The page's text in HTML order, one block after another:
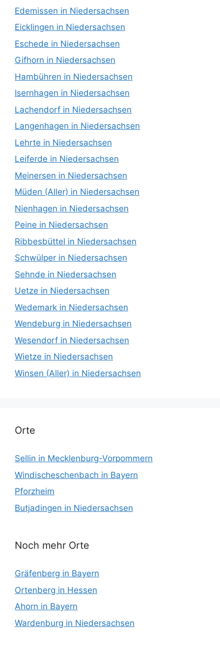
Edemissen in Niedersachsen
Eicklingen in Niedersachsen
Eschede in Niedersachsen
Gifhorn in Niedersachsen
Hambühren in Niedersachsen
Isernhagen in Niedersachsen
Lachendorf in Niedersachsen
Langenhagen in Niedersachsen
Lehrte in Niedersachsen
Leiferde in Niedersachsen
Meinersen in Niedersachsen
Müden (Aller) in Niedersachsen
Nienhagen in Niedersachsen
Peine in Niedersachsen
Ribbesbüttel in Niedersachsen
Schwülper in Niedersachsen
Sehnde in Niedersachsen
Uetze in Niedersachsen
Wedemark in Niedersachsen
Wendeburg in Niedersachsen
Wesendorf in Niedersachsen
Wietze in Niedersachsen
Winsen (Aller) in Niedersachsen
Orte
Sellin in Mecklenburg-Vorpommern
Windischeschenbach in Bayern
Pforzheim
Butjadingen in Niedersachsen
Noch mehr Orte
Gräfenberg in Bayern
Ortenberg in Hessen
Ahorn in Bayern
Wardenburg in Niedersachsen